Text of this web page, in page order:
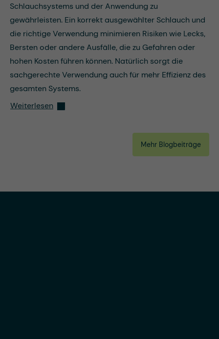
Schlauchsystems und der Anwendung zu
gewährleisten. Ein korrekt ausgewählter Schlauch und
die richtige Verwendung minimieren Risiken wie Lecks,
Bersten oder andere Ausfälle, die zu Gefahren oder
hohen Kosten führen können. Natürlich sorgt die
sachgerechte Verwendung auch für mehr Effizienz des
gesamten Systems.
Weiterlesen
Mehr Blogbeiträge